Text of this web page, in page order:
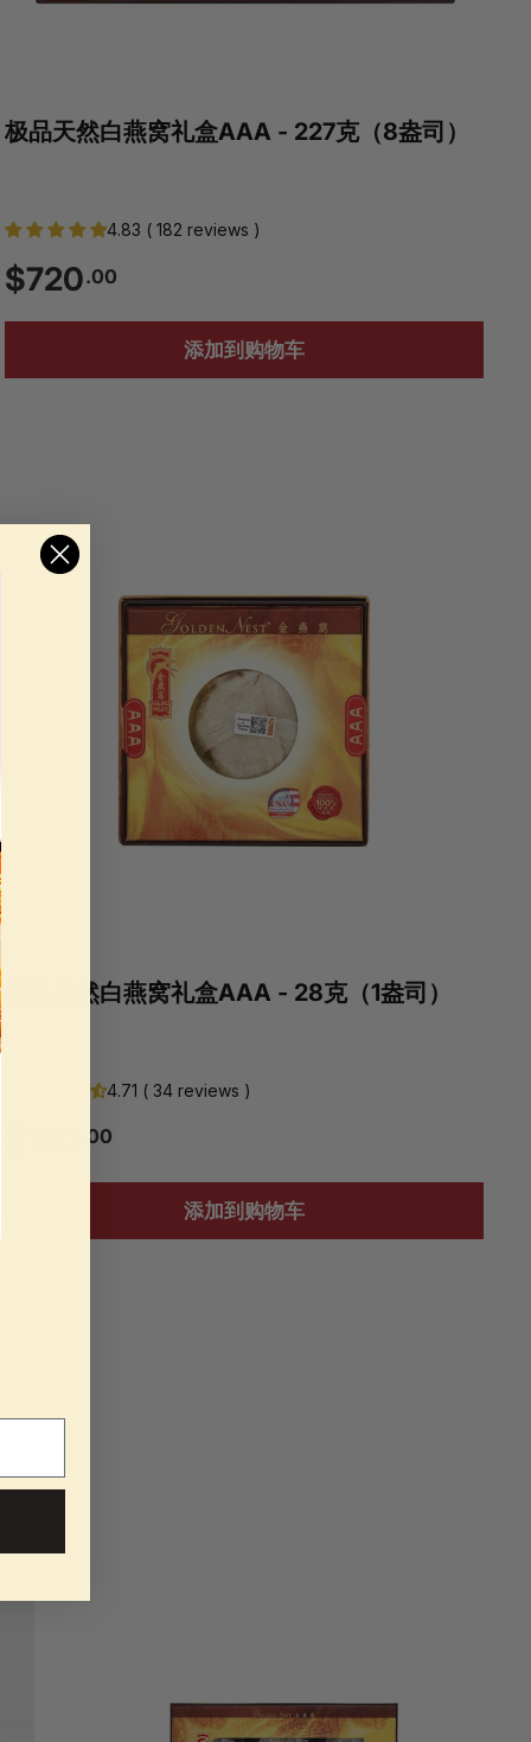
极品天然白燕窝礼盒AAA - 227克（8盎司）
4.83 ( 182 reviews )
$720.00$
7
2
添加到购物车
极品天然白燕窝礼盒AAA - 28克（1盎司）
4.71 ( 34 reviews )
.00$
1
2
添加到购物车